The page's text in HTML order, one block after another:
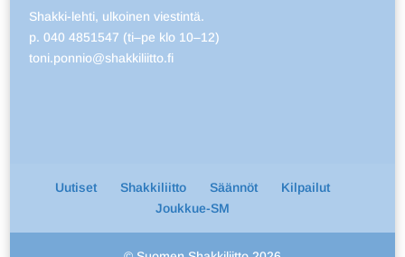
Shakki-lehti, ulkoinen viestintä.
p. 040 4851547 (ti–pe klo 10–12)
toni.ponnio@shakkiliitto.fi
Uutiset Shakkiliitto Säännöt
Kilpailut
Joukkue-SM